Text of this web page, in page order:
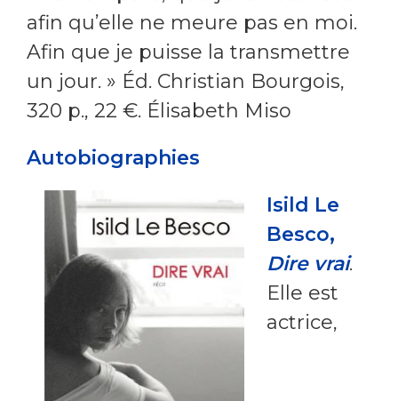
afin qu’elle ne meure pas en moi.
Afin que je puisse la transmettre
un jour. » Éd. Christian Bourgois,
320 p., 22 €. Élisabeth Miso
Autobiographies
Isild Le
Besco,
Dire vrai.
Elle est
actrice,